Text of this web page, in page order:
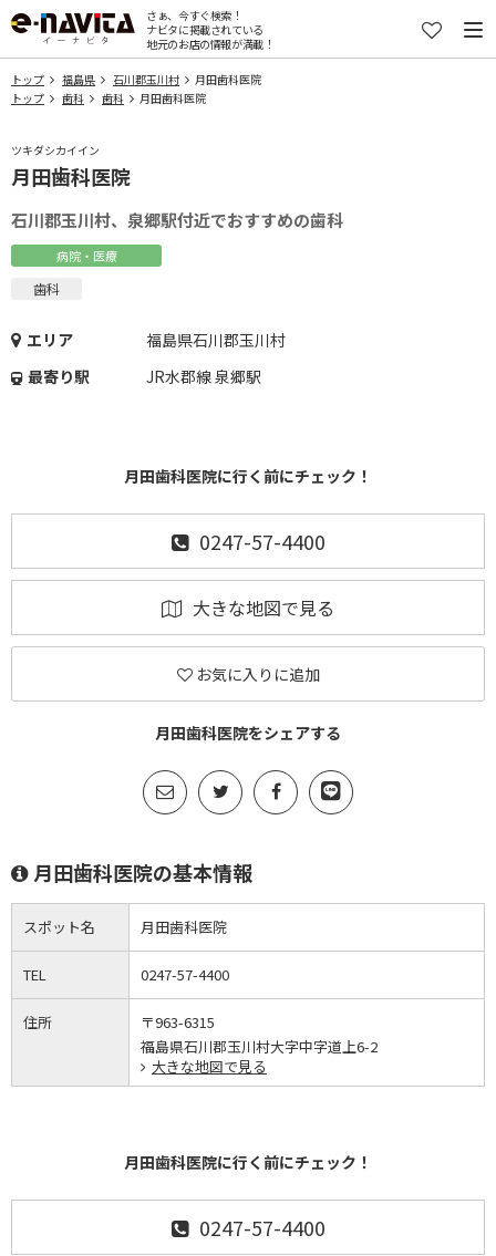
さぁ、今すぐ検索！
ナビタに掲載されている
地元のお店の情報が満載！
トップ 福島県 石川郡玉川村
月田歯科医院
トップ
歯科 歯科 月田歯科医院
ツキダシカイイン
月田歯科医院
石川郡玉川村、泉郷駅付近でおすすめの歯科
病院・医療
歯科
エリア
福島県石川郡玉川村
最寄り駅
JR水郡線 泉郷駅
月田歯科医院に行く前にチェック！
0247-57-4400
大きな地図で見る
お気に入りに追加
月田歯科医院をシェアする
月田歯科医院の基本情報
スポット名 月田歯科医院
TEL 0247-57-4400
住所
〒963-6315
福島県石川郡玉川村大字中字道上6-2
大きな地図で見る
月田歯科医院に行く前にチェック！
0247-57-4400